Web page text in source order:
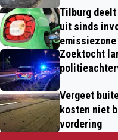
Tilburg deelt
uit sinds
emissiezone
Zoektocht
Vergeet
kosten niet
vordering